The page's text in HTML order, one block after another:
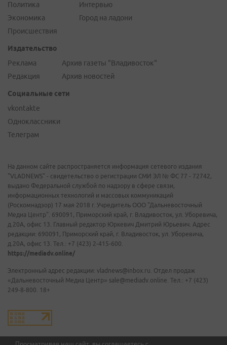
Политика
Экономика
Происшествия
Интервью
Город на ладони
Издательство
Реклама
Редакция
Архив газеты "Владивосток"
Архив новостей
Социальные сети
vkontakte
Одноклассники
Телеграм
На данном сайте распространяется информация сетевого издания
"VLADNEWS" - свидетельство о регистрации СМИ ЭЛ № ФС 77 - 72742,
выдано Федеральной службой по надзору в сфере связи,
информационных технологий и массовых коммуникаций
(Роскомнадзор) 17 мая 2018 г. Учредитель ООО "Дальневосточный
Медиа Центр". 690091, Приморский край, г. Владивосток, ул. Уборевича,
д.20А, офис 13. Главный редактор Юркевич Дмитрий Юрьевич. Адрес
редакции: 690091, Приморский край, г. Владивосток, ул. Уборевича,
д.20А, офис 13. Тел.: +7 (423) 2-415-600.
https://mediadv.online/
Электронный адрес редакции: vladnews@inbox.ru. Отдел продаж
«Дальневосточный Медиа Центр» sale@mediadv.online. Тел.: +7 (423)
249-8-800. 18+